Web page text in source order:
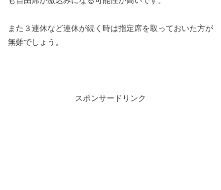
また３連休など連休が続く時は指定席を取っておいた方が
無難でしょう。
スポンサードリンク